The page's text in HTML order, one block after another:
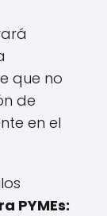
que no
de
en el
PYMEs: